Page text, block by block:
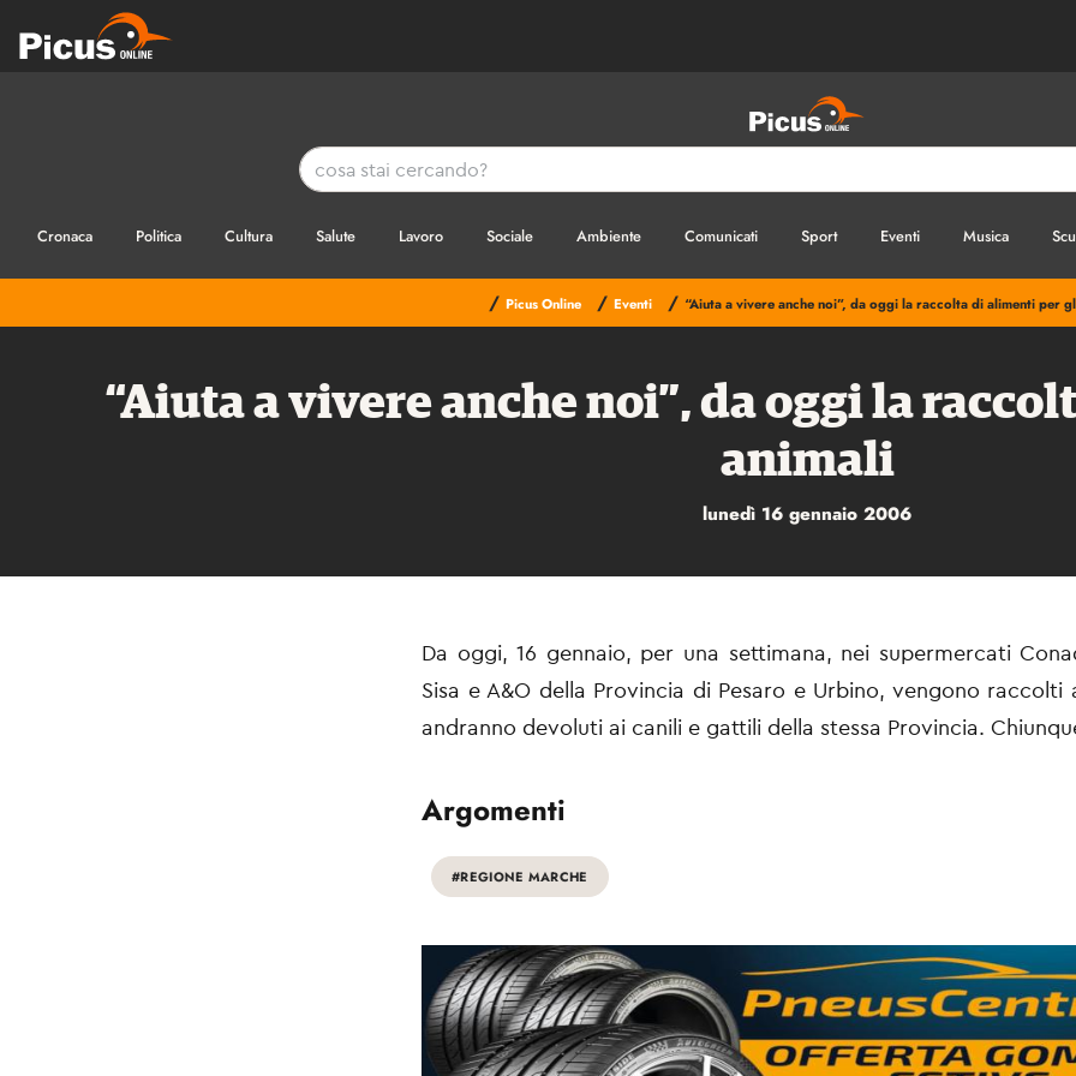
Cronaca Politica Cultura Salute Lavoro Sociale Ambiente Comunicati Sport Eventi Musica
/ Picus Online / Eventi / “Aiuta a vivere anche noi”, da oggi la raccolta di alimenti per
“Aiuta a vivere anche noi”, da oggi la
animali
lunedì 16 gennaio 2006
Da oggi, 16 gennaio, per una settimana, nei supermercati
Sisa e A&O della Provincia di Pesaro e Urbino, vengono raccolti
andranno devoluti ai canili e gattili della stessa Provincia.
Argomenti
#REGIONE MARCHE